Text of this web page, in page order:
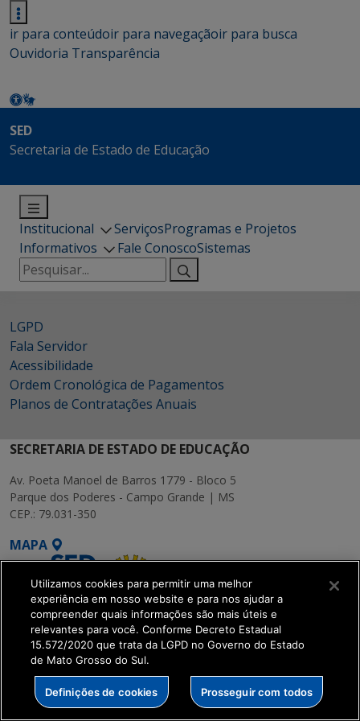
ir para conteúdoir para navegaçãoir para busca
Ouvidoria Transparência
SED
Secretaria de Estado de Educação
Institucional ServiçosProgramas e Projetos
Informativos
Fale ConoscoSistemas
Pesquisar
por:
LGPD
Fala Servidor
Acessibilidade
Ordem Cronológica de Pagamentos
Planos de Contratações Anuais
SECRETARIA DE ESTADO DE EDUCAÇÃO
Av. Poeta Manoel de Barros 1779 - Bloco 5
Parque dos Poderes - Campo Grande | MS
CEP.: 79.031-350
MAPA
SETDIG | Secretaria-
Executiva de
Transformação Digital
Utilizamos cookies para permitir uma melhor
experiência em nosso website e para nos ajudar a
compreender quais informações são mais úteis e
relevantes para você. Conforme Decreto Estadual
15.572/2020 que trata da LGPD no Governo do Estado
de Mato Grosso do Sul.
Definições de cookies Prosseguir com todos